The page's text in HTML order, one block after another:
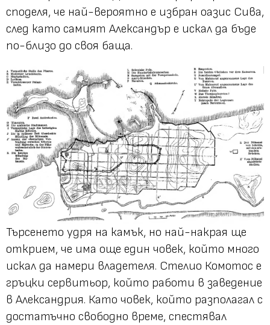
споделя, че най-вероятно е избран оазис Сива,
след като самият Александър е искал да бъде
по-близо до своя баща.
Търсенето удря на камък, но най-накрая ще
открием, че има още един човек, който много
искал да намери владетеля. Стелио Комотос е
гръцки сервитьор, който работи в заведение
в Александрия. Като човек, който разполагал с
достатъчно свободно време, спестявал